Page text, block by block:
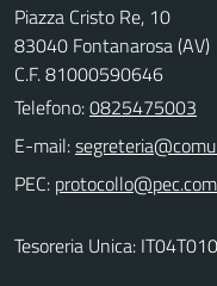
Piazza Cristo Re, 10
83040 Fontanarosa (AV)
C.F. 81000590646
Telefono:0825475003
E-mail:
PEC:
Tesoreria Unica: